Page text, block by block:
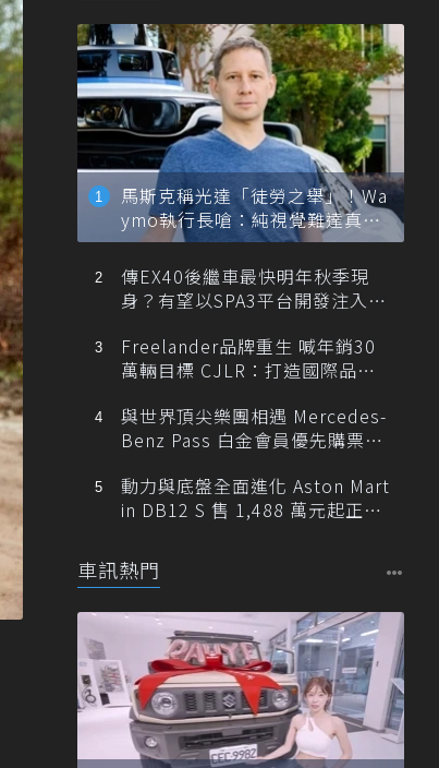
馬斯克稱光達「徒勞之舉」！Wa
ymo執行長嗆：純視覺難達真正
自動駕駛
傳EX40後繼車最快明年秋季現
身？有望以SPA3平台開發注入80
Freelander品牌重生 喊年銷30
萬輛目標 CJLR：打造國際品牌
與世界頂尖樂團相遇 Mercedes-
Benz Pass 白金會員優先購票維
動力與底盤全面進化 Aston Mart
in DB12 S 售 1,488 萬元起正式
車訊熱門